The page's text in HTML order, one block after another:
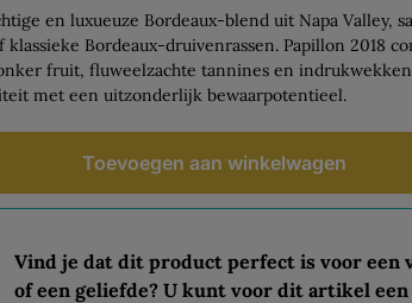
en luxueuze Bordeaux-blend uit Napa Valley,
klassieke Bordeaux-druivenrassen. Papillon 2018
fruit, fluweelzachte tannines en
met een uitzonderlijk bewaarpotentieel.
Toevoegen aan winkelwagen
Vind je dat dit product perfect is voor een
of een geliefde? U kunt voor dit artikel een